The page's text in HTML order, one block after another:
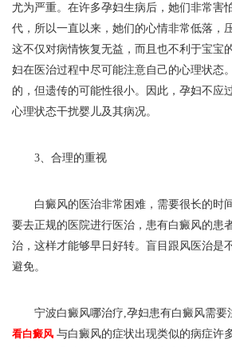
尤为严重。在许多孕妇生病后，她们非常害
代，所以一直以来，她们的心情非常低落，
这不仅对病情恢复无益，而且也不利于宝宝
妇在医治过程中尽可能注意自己的心理状态
的，但遗传的可能性很小。因此，孕妇不应
心理状态干扰婴儿及其病况。
3、合理的重视
白癜风的医治非常困难，需要很长的时
要去正规的医院进行医治，患有白癜风的患
治，这样才能够早日好转。盲目跟风医治是
避免。
宁波白癜风哪治疗,孕妇患有白癜风需要
看白癜风 与白癜风的症状出现类似的病症许